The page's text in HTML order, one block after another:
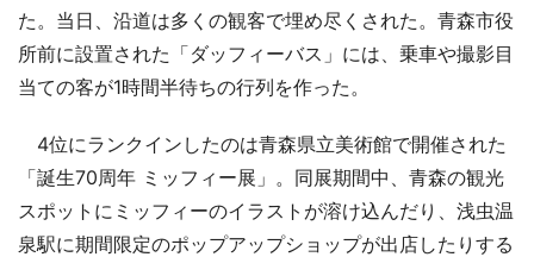
た。当日、沿道は多くの観客で埋め尽くされた。青森市役
所前に設置された「ダッフィーバス」には、乗車や撮影目
当ての客が1時間半待ちの行列を作った。
4位にランクインしたのは青森県立美術館で開催された
「誕生70周年 ミッフィー展」。同展期間中、青森の観光
スポットにミッフィーのイラストが溶け込んだり、浅虫温
泉駅に期間限定のポップアップショップが出店したりする